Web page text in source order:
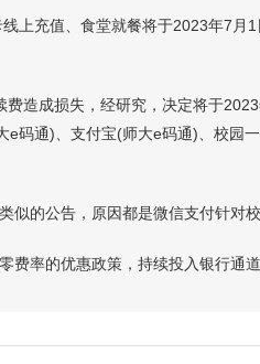
充值、食堂就餐将于2023年7月
成损失，经研究，决定将于
码通)、支付宝(师大e码通)、校园
的公告，原因都是微信支付针对校
率的优惠政策，持续投入银行通